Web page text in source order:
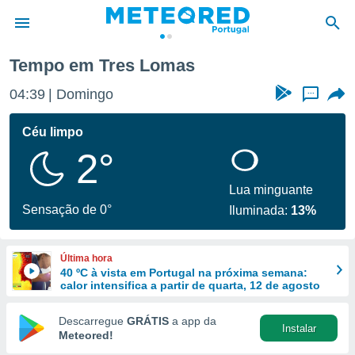
da
foi
fornecidas
a este
das
e
forma
digital
Tempo em Tres Lomas
04:39 Domingo ...
Céu limpo
2°
Sensação de 0°
Lua minguante
Iluminada: 13%
Última hora
40 ºC à vista em Portugal na próxima semana:
calor intensifica a partir de quarta, 12 de agosto
Descarregue GRÁTIS a app da
Meteored!
Instalar